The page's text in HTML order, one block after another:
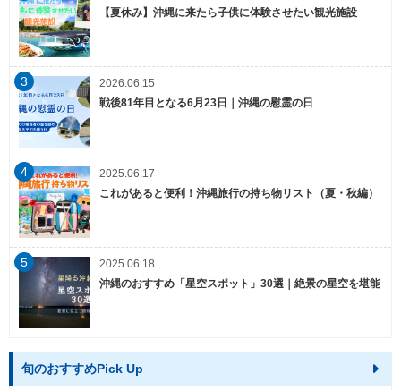
【夏休み】沖縄に来たら子供に体験させたい観光施設
3
2026.06.15
戦後81年目となる6月23日｜沖縄の慰霊の日
4
2025.06.17
これがあると便利！沖縄旅行の持ち物リスト（夏・秋編）
5
2025.06.18
沖縄のおすすめ「星空スポット」30選｜絶景の星空を堪能
旬のおすすめPick Up